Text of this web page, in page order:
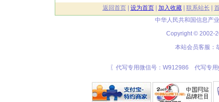
返回首页| 设为首页| 加入收藏| 联系站长
中华人民共和国信息产
Copyright © 2002-
本站会员客服：
〖代写专用微信号：W912986 代写专用